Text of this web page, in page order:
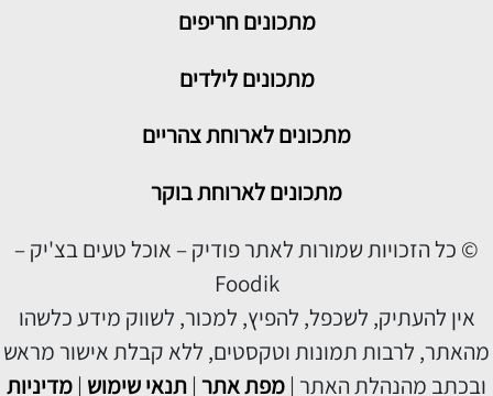
מתכונים חריפים
מתכונים לילדים
מתכונים לארוחת צהריים
מתכונים לארוחת בוקר
© כל הזכויות שמורות לאתר פודיק – אוכל טעים בצ'יק –
Foodik
אין להעתיק, לשכפל, להפיץ, למכור, לשווק מידע כלשהו
מהאתר, לרבות תמונות וטקסטים, ללא קבלת אישור מראש
ובכתב מהנהלת האתר | מפת אתר | תנאי שימוש | מדיניות